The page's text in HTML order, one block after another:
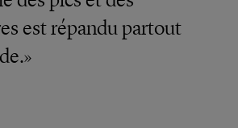
est répandu partout